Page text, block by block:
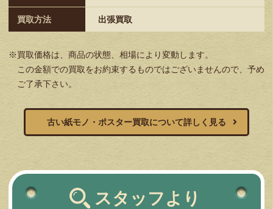
買取方法 出張買取
※買取価格は、商品の状態、相場により変動します。
この金額での買取をお約束するものではございませんので、予め
ご了承下さい。
古い紙モノ・ポスター買取について詳しく見る
スタッフより